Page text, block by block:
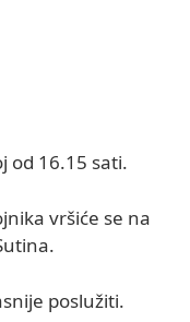
od 16.15 sati.
vršiće se na
poslužiti.